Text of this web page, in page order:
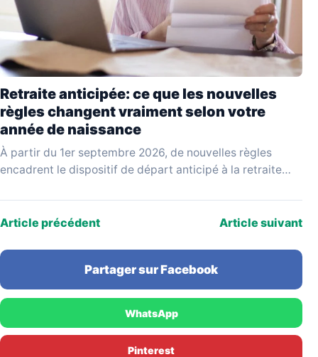
Retraite anticipée: ce que les nouvelles
règles changent vraiment selon votre
année de naissance
À partir du 1er septembre 2026, de nouvelles règles
encadrent le dispositif de départ anticipé à la retraite
Article précédent Article suivant
Partager sur Facebook
WhatsApp
Pinterest